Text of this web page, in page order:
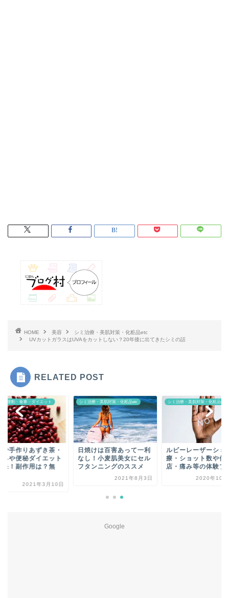
HOME 美容
シミ治療・美肌対策・化粧品etc
UVカットガラスはUVAをカットしない？20年後に出てきたシミの話
RELATED POST
・運動・食事・ダイエット
で手作りあずき茶・
みや便秘ダイエット
果！副作用は？無
2021年3月10日
シミ治療・美肌対策・化粧品etc
日焼けは百害あって一利
なし！小麦肌美女にセル
フタンニングのススメ
2021年8月3日
シミ治療・美肌対策・化粧品etc
ルビーレーザーシミ
療・ショット数や低
店・痛み等の体験ブ
2020年10月
Google